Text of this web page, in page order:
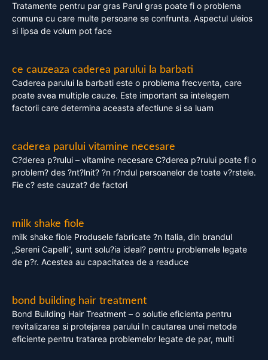
Tratamente pentru par gras Parul gras poate fi o problema
comuna cu care multe persoane se confrunta. Aspectul uleios
si lipsa de volum pot face
ce cauzeaza caderea parului la barbati
Caderea parului la barbati este o problema frecventa, care
poate avea multiple cauze. Este important sa intelegem
factorii care determina aceasta afectiune si sa luam
caderea parului vitamine necesare
C?derea p?rului – vitamine necesare C?derea p?rului poate fi o
problem? des ?nt?lnit? ?n r?ndul persoanelor de toate v?rstele.
Fie c? este cauzat? de factori
milk shake fiole
milk shake fiole Produsele fabricate ?n Italia, din brandul
„Sereni Capelli”, sunt solu?ia ideal? pentru problemele legate
de p?r. Acestea au capacitatea de a readuce
bond building hair treatment
Bond Building Hair Treatment – o solutie eficienta pentru
revitalizarea si protejarea parului In cautarea unei metode
eficiente pentru tratarea problemelor legate de par, multi